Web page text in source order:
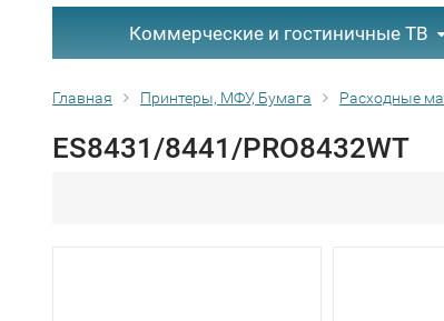
Коммерческие и гостиничные ТВ
Главная Принтеры, МФУ, Бумага Расходные
ES8431/8441/PRO8432WT